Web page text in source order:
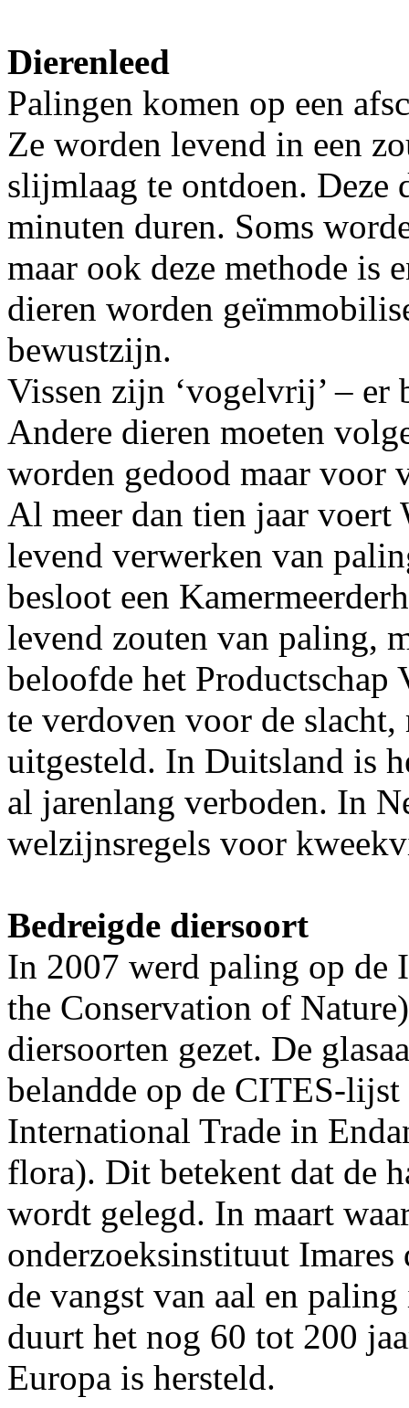
Dierenleed
Palingen komen op een
Ze worden levend in een
slijmlaag te ontdoen.
minuten duren. Soms
maar ook deze methode is
dieren worden
bewustzijn.
Vissen zijn ‘vogelvrij’ – er
Andere dieren moeten
worden gedood maar voor
Al meer dan tien jaar voert
levend verwerken van
besloot een
levend zouten van paling,
beloofde het
te verdoven voor de
uitgesteld. In Duitsland is
al jarenlang verboden. In
welzijnsregels voor
Bedreigde diersoort
In 2007 werd paling op
the Conservation of
diersoorten gezet. De
belandde op de CITES-
International Trade in
flora). Dit betekent dat de
wordt gelegd. In maart
onderzoeksinstituut
de vangst van aal en
duurt het nog 60 tot 200
Europa is hersteld.